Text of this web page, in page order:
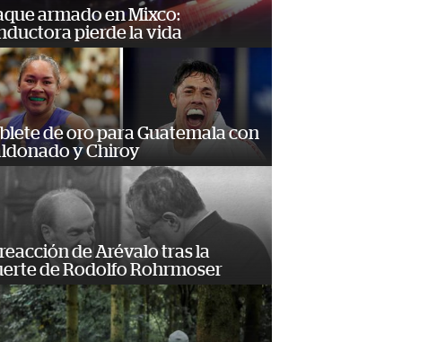
armado en Mixco:
pierde la vida
de oro para Guatemala con
y Chiroy
de Arévalo tras la
de Rodolfo Rohrmoser